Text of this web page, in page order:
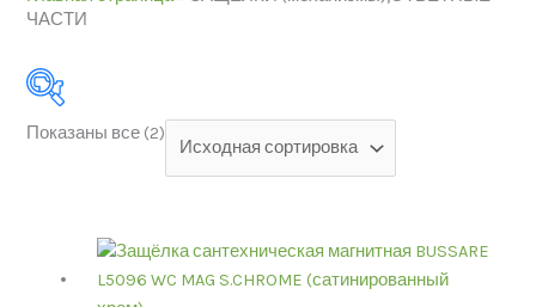
ЧАСТИ
Показаны все (2)